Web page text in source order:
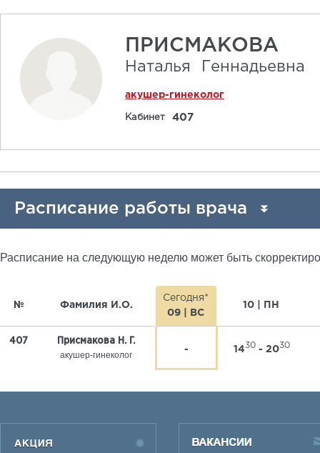
ПРИСМАКОВА
Наталья Геннадьевна
акушер-гинеколог
Кабинет 407
Расписание работы врача
Расписание на следующую неделю может быть
№ Фамилия И.О.
Сегодня*
09 | ВС
10 | ПН
407 Присмакова Н. Г.
акушер-гинеколог
- 1430 - 2030